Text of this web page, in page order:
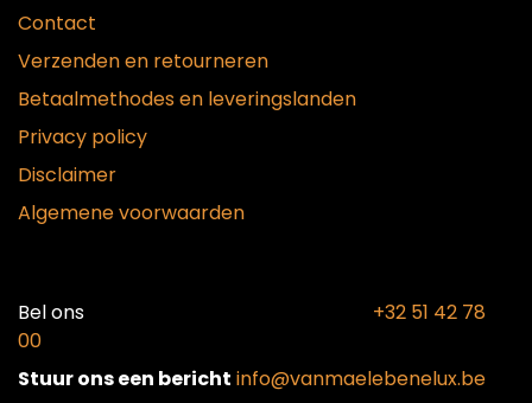
Contact
Verzenden en retourneren
Betaalmethodes en leveringslanden
Privacy policy
Disclaimer
Algemene voorwaarden
Bel ons​
+32 51 42 78
00
Stuur ons een bericht info@vanmaelebenelux.be